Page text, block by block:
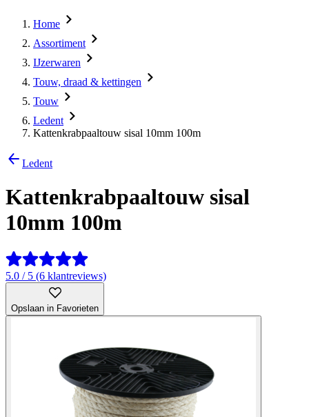
Home
Assortiment
IJzerwaren
Touw, draad & kettingen
Touw
Ledent
Kattenkrabpaaltouw sisal 10mm 100m
Ledent
Kattenkrabpaaltouw sisal
10mm 100m
5.0 / 5 (6 klantreviews)
Opslaan in Favorieten